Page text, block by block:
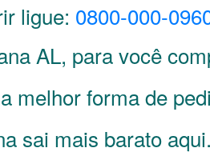
ligue: 0800-000-
AL, para você
melhor forma de
sai mais barato aqui.